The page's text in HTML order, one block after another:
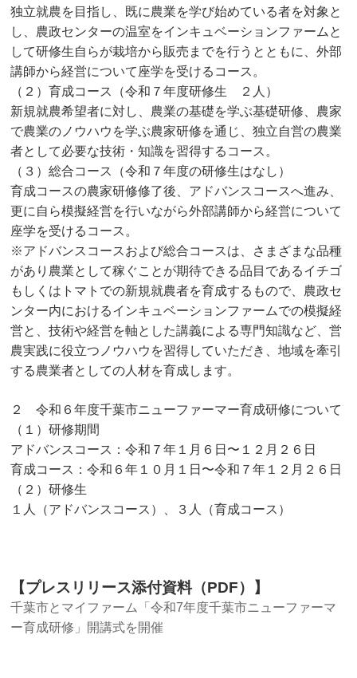
独立就農を目指し、既に農業を学び始めている者を対象と
し、農政センターの温室をインキュベーションファームと
して研修生自らが栽培から販売までを行うとともに、外部
講師から経営について座学を受けるコース。
（２）育成コース（令和７年度研修生 ２人）
新規就農希望者に対し、農業の基礎を学ぶ基礎研修、農家
で農業のノウハウを学ぶ農家研修を通じ、独立自営の農業
者として必要な技術・知識を習得するコース。
（３）総合コース（令和７年度の研修生はなし）
育成コースの農家研修修了後、アドバンスコースへ進み、
更に自ら模擬経営を行いながら外部講師から経営について
座学を受けるコース。
※アドバンスコースおよび総合コースは、さまざまな品種
があり農業として稼ぐことが期待できる品目であるイチゴ
もしくはトマトでの新規就農者を育成するもので、農政セ
ンター内におけるインキュベーションファームでの模擬経
営と、技術や経営を軸とした講義による専門知識など、営
農実践に役立つノウハウを習得していただき、地域を牽引
する農業者としての人材を育成します。
２ 令和６年度千葉市ニューファーマー育成研修について
（１）研修期間
アドバンスコース：令和７年１月６日〜１２月２６日
育成コース：令和６年１０月１日〜令和７年１２月２６日
（２）研修生
１人（アドバンスコース）、３人（育成コース）
【プレスリリース添付資料（PDF）】
千葉市とマイファーム「令和7年度千葉市ニューファーマ
ー育成研修」開講式を開催